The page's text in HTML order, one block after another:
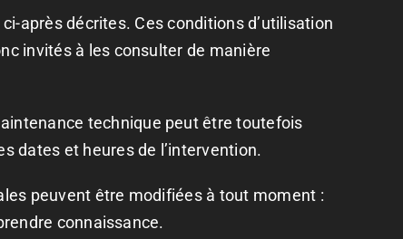
après décrites. Ces conditions d’utilisation
invités à les consulter de manière
technique peut être toutefois
dates et heures de l’intervention.
peuvent être modifiées à tout moment :
connaissance.